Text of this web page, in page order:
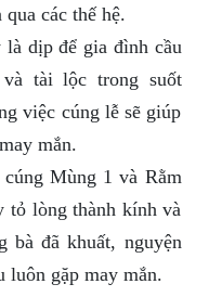
các thế hệ.
dịp để gia đình cầu
tài lộc trong suốt
việc cúng lễ sẽ giúp
mắn.
Mùng 1 và Rằm
tỏ lòng thành kính và
bà đã khuất, nguyện
luôn gặp may mắn.